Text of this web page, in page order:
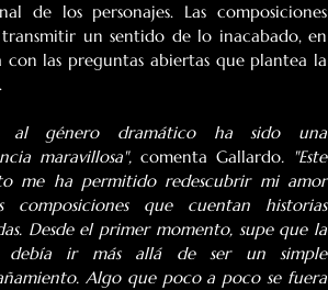
de los personajes. Las composiciones
transmitir un sentido de lo inacabado, en
con las preguntas abiertas que plantea la
al género dramático ha sido una
maravillosa", comenta Gallardo. "Este
me ha permitido redescubrir mi amor
composiciones que cuentan historias
Desde el primer momento, supe que la
debía ir más allá de ser un simple
Algo que poco a poco se fuera